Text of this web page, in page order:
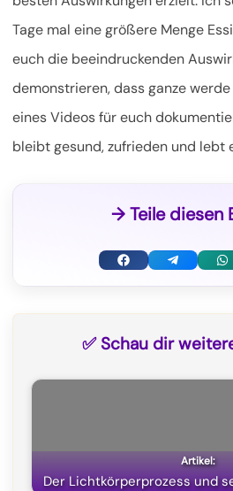
Tage mal eine größere Menge
euch die beeindruckenden
demonstrieren, dass ganze
eines Videos für euch
bleibt gesund, zufrieden und lebt
→ Teile diesen
F
o
k
T
a
m
p
p
✅ Schau dir
Der Lichtkörperprozess und